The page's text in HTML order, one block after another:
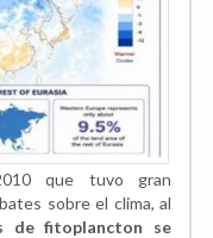
que tuvo gran
sobre el clima, al
de fitoplancton se